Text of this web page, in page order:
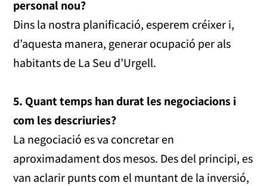
personal nou?
Dins la nostra planificació, esperem créixer i,
d’aquesta manera, generar ocupació per als
habitants de La Seu d’Urgell.
5. Quant temps han durat les negociacions i
com les descriuries?
La negociació es va concretar en
aproximadament dos mesos. Des del principi, es
van aclarir punts com el muntant de la inversió,